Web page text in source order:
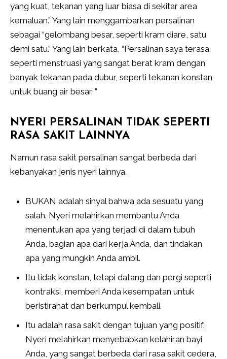
yang kuat, tekanan yang luar biasa di sekitar area
kemaluan.” Yang lain menggambarkan persalinan
sebagai “gelombang besar, seperti kram diare, satu
demi satu.” Yang lain berkata, “Persalinan saya terasa
seperti menstruasi yang sangat berat kram dengan
banyak tekanan pada dubur, seperti tekanan konstan
untuk buang air besar. ”
NYERI PERSALINAN TIDAK SEPERTI
RASA SAKIT LAINNYA
Namun rasa sakit persalinan sangat berbeda dari
kebanyakan jenis nyeri lainnya.
BUKAN adalah sinyal bahwa ada sesuatu yang
salah. Nyeri melahirkan membantu Anda
menentukan apa yang terjadi di dalam tubuh
Anda, bagian apa dari kerja Anda, dan tindakan
apa yang mungkin Anda ambil.
Itu tidak konstan, tetapi datang dan pergi seperti
kontraksi, memberi Anda kesempatan untuk
beristirahat dan berkumpul kembali.
Itu adalah rasa sakit dengan tujuan yang positif.
Nyeri melahirkan menyebabkan kelahiran bayi
Anda, yang sangat berbeda dari rasa sakit cedera,